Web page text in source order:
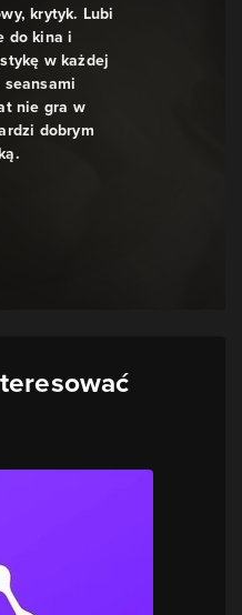
krytyk. Lubi
do kina i
w każdej
nie gra w
dobrym